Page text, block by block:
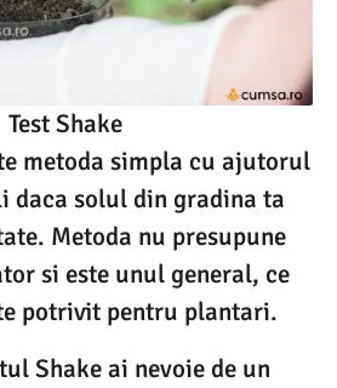
Test Shake
metoda simpla cu ajutorul
daca solul din gradina ta
Metoda nu presupune
si este unul general, ce
potrivit pentru plantari.
Shake ai nevoie de un